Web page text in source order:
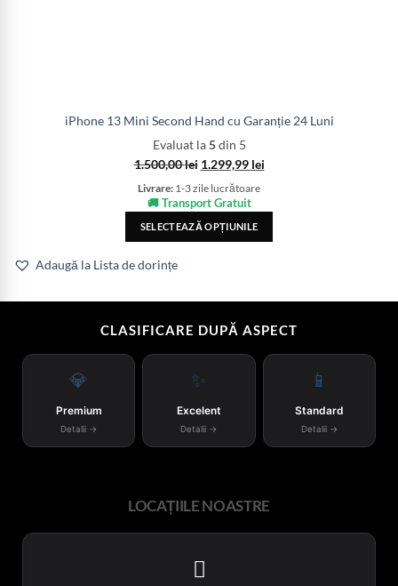
iPhone 13 Mini Second Hand cu Garanție 24 Luni
Evaluat la5din 5
1.500,00lei 1.299,99 lei
Livrare: 1-3 zile lucrătoare
🚚 Transport Gratuit
SELECTEAZĂ OPȚIUNILE
Adaugă la Lista de dorințe
CLASIFICARE DUPĂ ASPECT
💎
Premium
Detalii →
✨
Excelent
Detalii →
📱
Standard
Detalii →
LOCAȚIILE NOASTRE
